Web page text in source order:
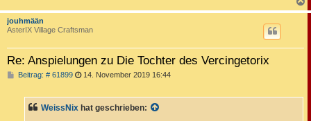
a
jouhmään
AsterIX Village Craftsman
Re: Anspielungen zu Die Tochter des Vercingetorix
Beitrag: # 61899B
r
14. November 2019 16:44
WeissNix hat geschrieben: